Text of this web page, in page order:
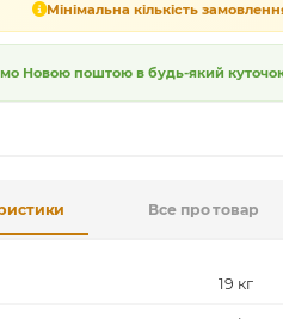
Мінімальна кількість
Новою поштою в будь-який куточок
Все про товар
19 кг